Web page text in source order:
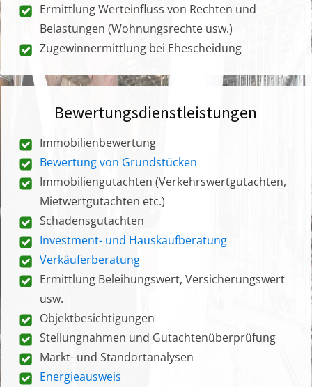
Ermittlung Werteinfluss von Rechten und
Belastungen (Wohnungsrechte usw.)
Zugewinnermittlung bei Ehescheidung
Bewertungsdienstleistungen
Immobilienbewertung
Bewertung von Grundstücken
Immobiliengutachten (Verkehrswertgutachten,
Mietwertgutachten etc.)
Schadensgutachten
Investment- und Hauskaufberatung
Verkäuferberatung
Ermittlung Beleihungswert, Versicherungswert
usw.
Objektbesichtigungen
Stellungnahmen und Gutachtenüberprüfung
Markt- und Standortanalysen
Energieausweis